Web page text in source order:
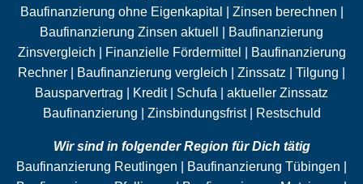
Baufinanzierung ohne Eigenkapital
| Zinsen berechnen |
Baufinanzierung Zinsen aktuell | Baufinanzierung
Zinsvergleich | Finanzielle Fördermittel | Baufinanzierung
Rechner | Baufinanzierung vergleich | Zinssatz | Tilgung
Bausparvertrag | Kredit | Schufa | aktueller Zinssatz
Baufinanzierung | Zinsbindungsfrist |
Restschuld
Wir sind in folgender Region für Dich tätig
Baufinanzierung Reutlingen | Baufinanzierung Tübingen |